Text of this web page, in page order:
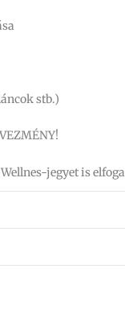
stb.)
jegyet is